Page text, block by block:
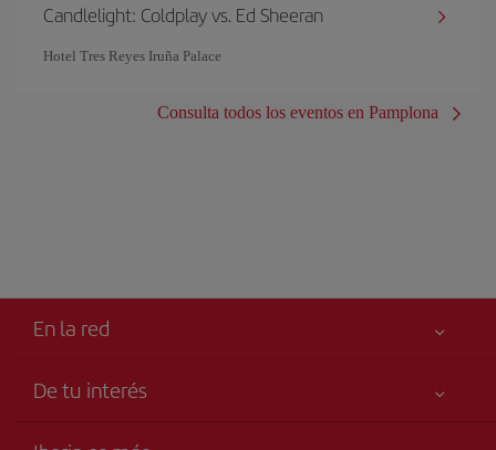
Candlelight: Coldplay vs. Ed Sheeran
Hotel Tres Reyes Iruña Palace
Consulta todos los eventos en Pamplona
En la red
De tu interés